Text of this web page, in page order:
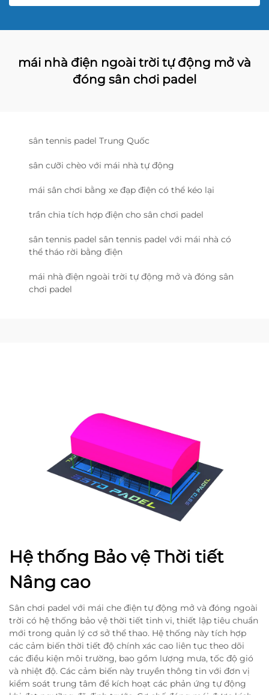
mái nhà điện ngoài trời tự động mở và
đóng sân chơi padel
sân tennis padel Trung Quốc
sân cưỡi chèo với mái nhà tự động
mái sân chơi bằng xe đạp điện có thể kéo lại
trần chia tích hợp điện cho sân chơi padel
sân tennis padel sân tennis padel với mái nhà có
thể tháo rời bằng điện
mái nhà điện ngoài trời tự động mở và đóng sân
chơi padel
Hệ thống Bảo vệ Thời tiết
Nâng cao
Sân chơi padel với mái che điện tự động mở và đóng ngoài
trời có hệ thống bảo vệ thời tiết tinh vi, thiết lập tiêu chuẩn
mới trong quản lý cơ sở thể thao. Hệ thống này tích hợp
các cảm biến thời tiết độ chính xác cao liên tục theo dõi
các điều kiện môi trường, bao gồm lượng mưa, tốc độ gió
và nhiệt độ. Các cảm biến này truyền thông tin với đơn vị
kiểm soát trung tâm để kích hoạt các phản ứng tự động